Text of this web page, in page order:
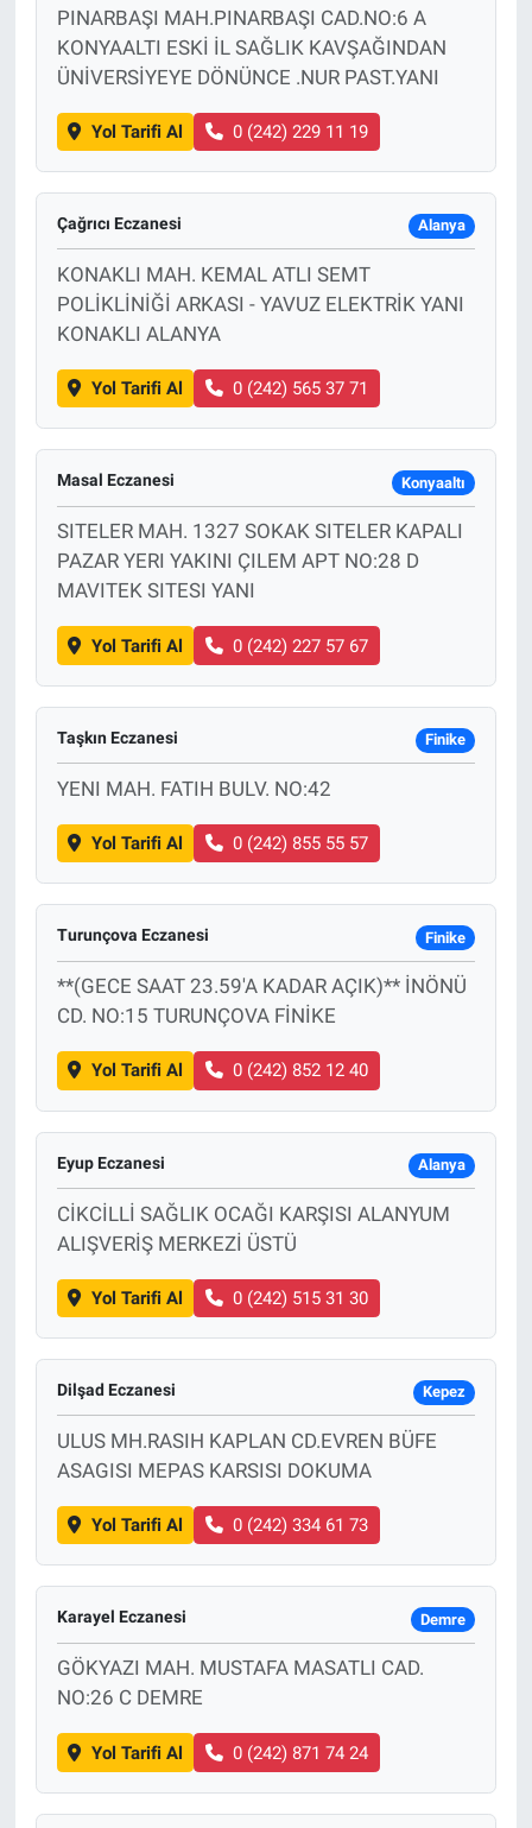
PINARBAŞI MAH.PINARBAŞI CAD.NO:6 A
KONYAALTI ESKİ İL SAĞLIK KAVŞAĞINDAN
ÜNİVERSİYEYE DÖNÜNCE .NUR PAST.YANI
Yol Tarifi Al 0 (242) 229 11 19
Çağrıcı Eczanesi Alanya
KONAKLI MAH. KEMAL ATLI SEMT
POLİKLİNİĞİ ARKASI - YAVUZ ELEKTRİK YANI
KONAKLI ALANYA
Yol Tarifi Al 0 (242) 565 37 71
Masal Eczanesi Konyaaltı
SITELER MAH. 1327 SOKAK SITELER KAPALI
PAZAR YERI YAKINI ÇILEM APT NO:28 D
MAVITEK SITESI YANI
Yol Tarifi Al 0 (242) 227 57 67
Taşkın Eczanesi Finike
YENI MAH. FATIH BULV. NO:42
Yol Tarifi Al 0 (242) 855 55 57
Turunçova Eczanesi Finike
**(GECE SAAT 23.59'A KADAR AÇIK)** İNÖNÜ
CD. NO:15 TURUNÇOVA FİNİKE
Yol Tarifi Al 0 (242) 852 12 40
Eyup Eczanesi Alanya
CİKCİLLİ SAĞLIK OCAĞI KARŞISI ALANYUM
ALIŞVERİŞ MERKEZİ ÜSTÜ
Yol Tarifi Al 0 (242) 515 31 30
Dilşad Eczanesi Kepez
ULUS MH.RASIH KAPLAN CD.EVREN BÜFE
ASAGISI MEPAS KARSISI DOKUMA
Yol Tarifi Al 0 (242) 334 61 73
Karayel Eczanesi Demre
GÖKYAZI MAH. MUSTAFA MASATLI CAD.
NO:26 C DEMRE
Yol Tarifi Al 0 (242) 871 74 24